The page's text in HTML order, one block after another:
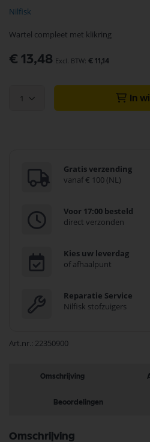
Nilfisk
Wartel compleet met klikring
€ 13,48 € 11,14
1 In
Gratis verzending
vanaf € 100 (NL)
Voor 17:00 besteld
direct verzonden
Kies uw leverdag
of afhaalpunt
Reparatie Service
Nilfisk stofzuigers
Art.nr. 22350900
van
afbeeldingen-
Omschrijving
Beoordelingen
Omschrijving